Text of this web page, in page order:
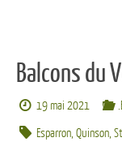
Balcons du
19 mai 2021
Esparron,Quinson,